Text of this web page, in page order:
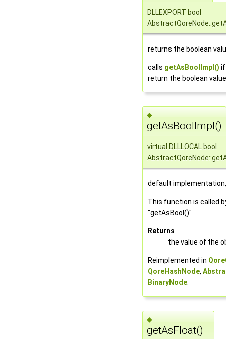
DLLEXPORT bool
returns the boolean
calls getAsBoolImpl() if
return the boolean
◆
getAsBoolImpl()
virtual DLLLOCAL bool
default
This function is called
"getAsBool()"
Returns
the value of the
Reimplemented in
QoreHashNode,
BinaryNode.
◆
getAsFloat()